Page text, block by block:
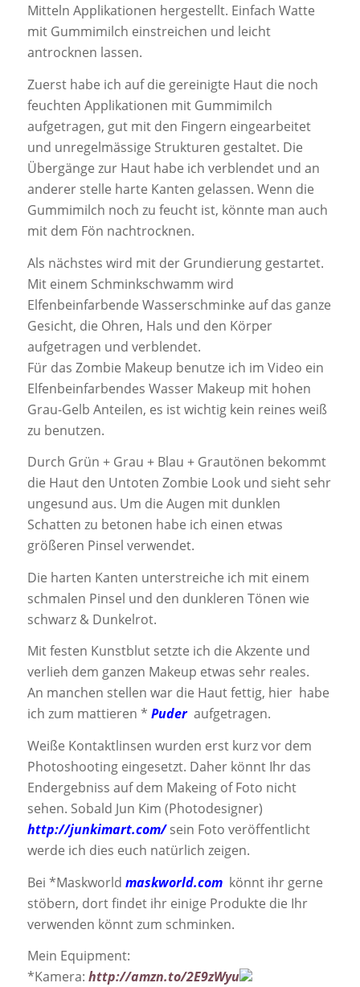
Mitteln Applikationen hergestellt. Einfach Watte
mit Gummimilch einstreichen und leicht
antrocknen lassen.
Zuerst habe ich auf die gereinigte Haut die noch
feuchten Applikationen mit Gummimilch
aufgetragen, gut mit den Fingern eingearbeitet
und unregelmässige Strukturen gestaltet. Die
Übergänge zur Haut habe ich verblendet und an
anderer stelle harte Kanten gelassen. Wenn die
Gummimilch noch zu feucht ist, könnte man auch
mit dem Fön nachtrocknen.
Als nächstes wird mit der Grundierung gestartet.
Mit einem Schminkschwamm wird
Elfenbeinfarbende Wasserschminke auf das ganze
Gesicht, die Ohren, Hals und den Körper
aufgetragen und verblendet.
Für das Zombie Makeup benutze ich im Video ein
Elfenbeinfarbendes Wasser Makeup mit hohen
Grau-Gelb Anteilen, es ist wichtig kein reines weiß
zu benutzen.
Durch Grün + Grau + Blau + Grautönen bekommt
die Haut den Untoten Zombie Look und sieht sehr
ungesund aus. Um die Augen mit dunklen
Schatten zu betonen habe ich einen etwas
größeren Pinsel verwendet.
Die harten Kanten unterstreiche ich mit einem
schmalen Pinsel und den dunkleren Tönen wie
schwarz & Dunkelrot.
Mit festen Kunstblut setzte ich die Akzente und
verlieh dem ganzen Makeup etwas sehr reales.
An manchen stellen war die Haut fettig, hier habe
ich zum mattieren * Puder aufgetragen.
Weiße Kontaktlinsen wurden erst kurz vor dem
Photoshooting eingesetzt. Daher könnt Ihr das
Endergebniss auf dem Makeing of Foto nicht
sehen. Sobald Jun Kim (Photodesigner)
http://junkimart.com/ sein Foto veröffentlicht
werde ich dies euch natürlich zeigen.
Bei *Maskworld maskworld.comkönnt ihr gerne
stöbern, dort findet ihr einige Produkte die Ihr
verwenden könnt zum schminken.
Mein Equipment:
*Kamera: http://amzn.to/2E9zWyu